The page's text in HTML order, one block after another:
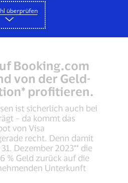
Booking.com
von der Geld-
profitieren.
ist sicherlich auch bei
– da kommt das
von Visa
recht. Denn damit
Dezember 2023** die
% Geld zurück auf die
Unterkunft
überprüfen